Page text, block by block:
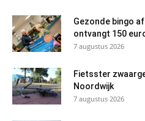
Gezonde bingo
ontvangt 150
7 augustus 2026
Fietsster
Noordwijk
7 augustus 2026